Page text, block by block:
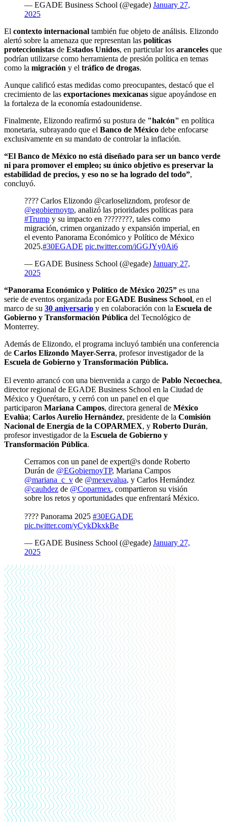
— EGADE Business School (@egade) January 27,
2025
El contexto internacional también fue objeto de análisis. Elizondo
alertó sobre la amenaza que representan las políticas
proteccionistas de Estados Unidos, en particular los aranceles que
podrían utilizarse como herramienta de presión política en temas
como la migración y el tráfico de drogas.
Aunque calificó estas medidas como preocupantes, destacó que el
crecimiento de las exportaciones mexicanas sigue apoyándose en
la fortaleza de la economía estadounidense.
Finalmente, Elizondo reafirmó su postura de "halcón" en política
monetaria, subrayando que el Banco de México debe enfocarse
exclusivamente en su mandato de controlar la inflación.
“El Banco de México no está diseñado para ser un banco verde
ni para promover el empleo; su único objetivo es preservar la
estabilidad de precios, y eso no se ha logrado del todo”,
concluyó.
???? Carlos Elizondo @carloselizndom, profesor de
@egobiernoytp, analizó las prioridades políticas para
#Trump y su impacto en ????????, tales como
migración, crimen organizado y expansión imperial, en
el evento Panorama Económico y Político de México
2025.#30EGADE pic.twitter.com/iGGJYy0Ai6
— EGADE Business School (@egade) January 27,
2025
“Panorama Económico y Político de México 2025” es una
serie de eventos organizada porEGADE Business School, en el
marco de su 30 aniversario y en colaboración con la Escuela de
Gobierno y Transformación Pública del Tecnológico de
Monterrey.
Además de Elizondo, el programa incluyó también una conferencia
de Carlos Elizondo Mayer-Serra, profesor investigador de la
Escuela de Gobierno y Transformación Pública.
El evento arrancó con una bienvenida a cargo de Pablo Necoechea,
director regional de EGADE Business School en la Ciudad de
México y Querétaro, y cerró con un panel en el que
participaron Mariana Campos, directora general de México
Evalúa; Carlos Aurelio Hernández, presidente de la Comisión
Nacional de Energía de la COPARMEX, y Roberto Durán,
profesor investigador de la Escuela de Gobierno y
Transformación Pública.
Cerramos con un panel de expert@s donde Roberto
Durán de @EGobiernoyTP, Mariana Campos
@mariana_c_v de @mexevalua, y Carlos Hernández
@cauhdez de @Coparmex, compartieron su visión
sobre los retos y oportunidades que enfrentará México.
???? Panorama 2025 #30EGADE
pic.twitter.com/yCykDkxkBe
— EGADE Business School (@egade) January 27,
2025